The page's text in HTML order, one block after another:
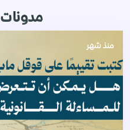
مدونات
منذ شهر